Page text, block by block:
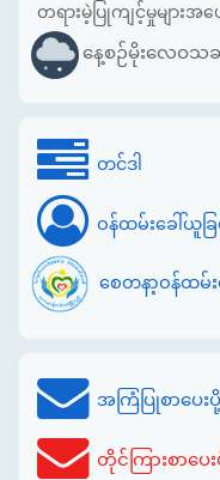
တရားမဲ့ပြုကျင့်မှုများအပ
နေ့စဉ်မိုးလေဝသခ
တင်ဒါ
ဝန်ထမ်းခေါ်ယူခြ
စေတနာ့ဝန်ထမ်း
အကြံပြုစာပေး
တိုင်ကြားစာပေ